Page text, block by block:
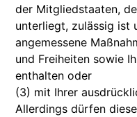
der Mitgliedstaaten,
unterliegt, zulässig ist
angemessene
und Freiheiten sowie
enthalten oder
(3) mit Ihrer
Allerdings dürfen